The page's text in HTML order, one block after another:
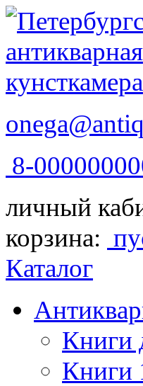
8-
личный
корзина:
Каталог
Книги
Книги